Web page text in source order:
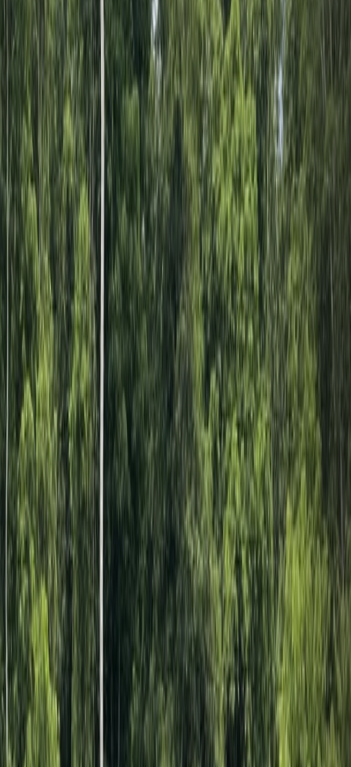
Línea Call Center
Ventas: (601) 918 6030
Bogotá Colombia
Horarios de atención línea Call Center
Atención telefónica: 6:00 a 12:00
Atención por WhatsApp: 24 horas
WhatsApp
Ventas: (+57) 323 322 00 06